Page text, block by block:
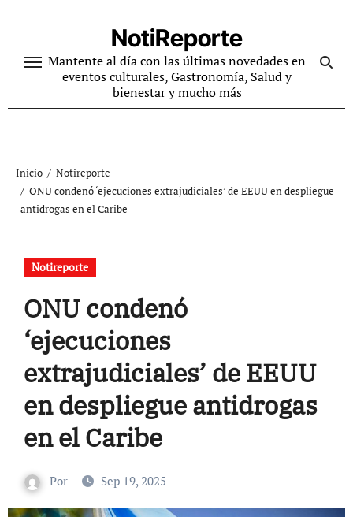
contenido
NotiReporte
Mantente al día con las últimas novedades en
eventos culturales, Gastronomía, Salud y
bienestar y mucho más
Inicio
Notireporte
ONU condenó ‘ejecuciones extrajudiciales’ de EEUU en despliegue
antidrogas en el Caribe
Notireporte
ONU condenó
‘ejecuciones
extrajudiciales’ de EEUU
en despliegue antidrogas
en el Caribe
Por Sep 19, 2025